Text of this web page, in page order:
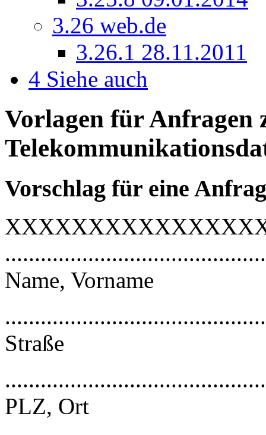
3.26 web.de
3.26.1 28.11.2011
4 Siehe auch
Vorlagen für Anfragen
Vorschlag für eine
Name, Vorname
Straße
PLZ, Ort